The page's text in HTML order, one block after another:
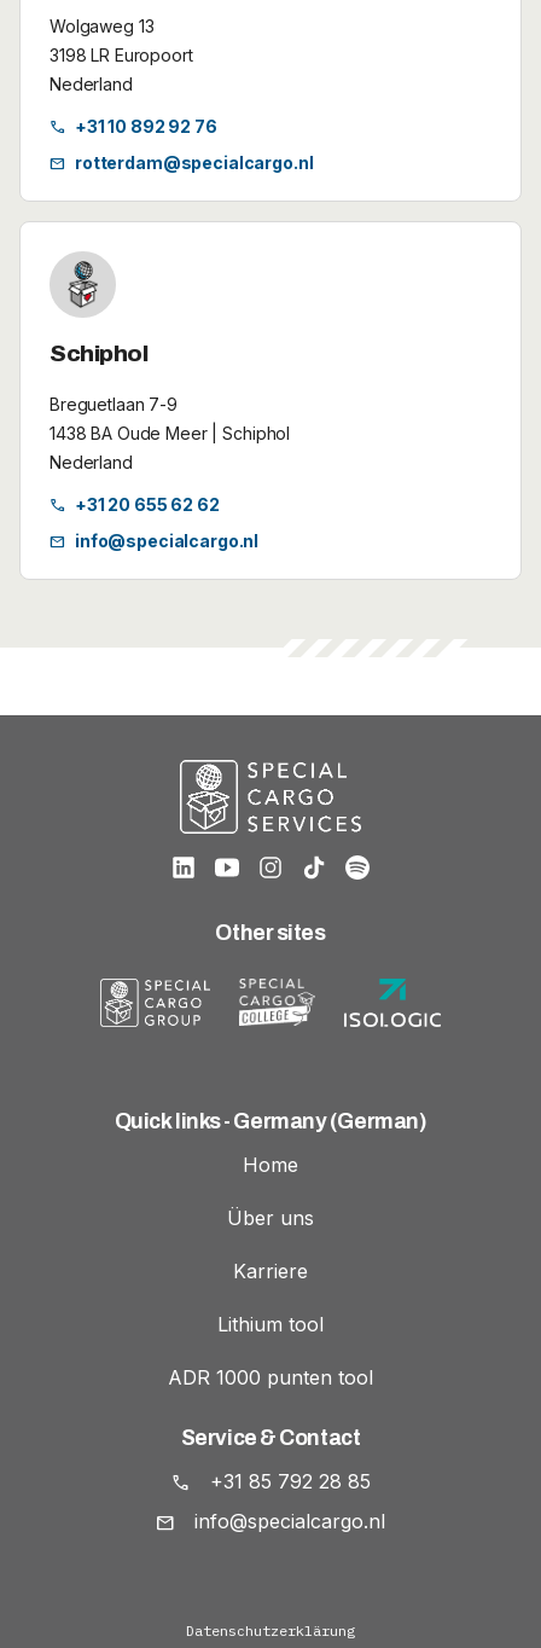
Wolgaweg 13
3198 LR Europoort
Nederland
call +31 10 892 92 76
mail rotterdam@specialcargo.nl
Schiphol
Breguetlaan 7-9
1438 BA Oude Meer | Schiphol
Nederland
call +31 20 655 62 62
mail info@specialcargo.nl
Other sites
Quick links - Germany (German)
Home
Über uns
Karriere
Lithium tool
ADR 1000 punten tool
Service & Contact
+31 85 792 28 85
info@specialcargo.nl
Datenschutzerklärung